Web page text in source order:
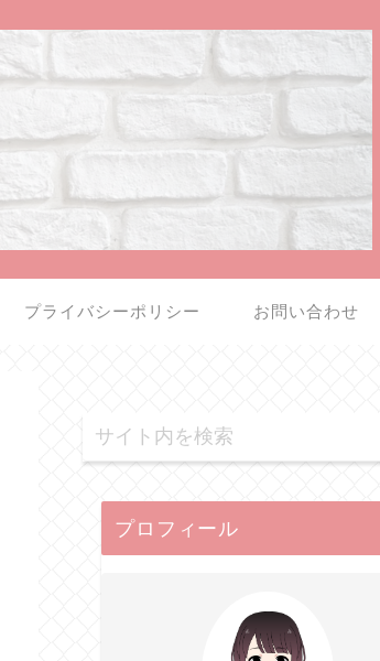
プライバシーポリシー お問い合わせ
プロフィール